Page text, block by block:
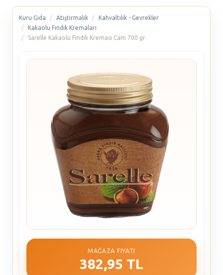
Kuru Gıda Atıştırmalık
Kahvaltılık - Gevrekler
Kakaolu Fındık Kremaları
Sarelle Kakaolu Fındık Kreması Cam 700 gr
MAĞAZA FIYATI
382,95 TL